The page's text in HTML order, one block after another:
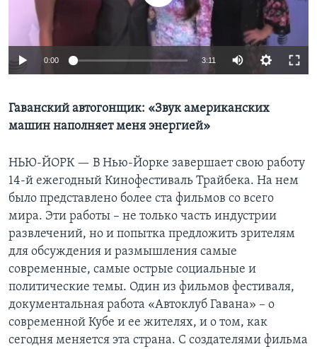
Learning English
СОЦИАЛЬНЫЕ СЕТИ
Языки
0:00 3:11
Гаванский автогонщик: «Звук американских
машин наполняет меня энергией»
НЬЮ-ЙОРК — В Нью-Йорке завершает свою работу
14-й ежегодный Кинофестиваль Трайбека. На нем
было представлено более ста фильмов со всего
мира. Эти работы – не только часть индустрии
развлечений, но и попытка предложить зрителям
для обсуждения и размышления самые
современные, самые острые социальные и
политические темы. Один из фильмов фестиваля,
документальная работа «Автоклуб Гавана» – о
современной Кубе и ее жителях, и о том, как
сегодня меняется эта страна. С создателями фильма